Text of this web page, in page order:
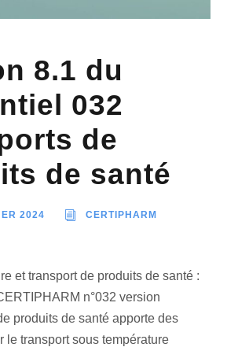
8.1 du
032
de
de santé
2024 CERTIPHARM
et transport de produits de santé :
n°032 version
produits de santé apporte des
le transport sous température